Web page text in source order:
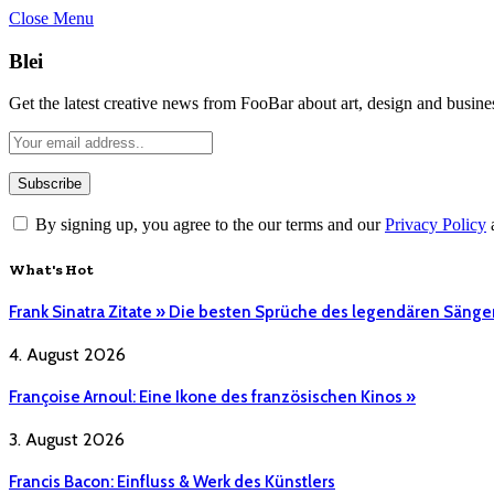
Close Menu
Blei
Get the latest creative news from FooBar about art, design and
By signing up, you agree to the our terms and ourPrivacy Policy
What's Hot
Frank Sinatra Zitate » Die besten Sprüche des legendären
4. August 2026
Françoise Arnoul: Eine Ikone des französischen Kinos »
3. August 2026
Francis Bacon: Einfluss & Werk des Künstlers